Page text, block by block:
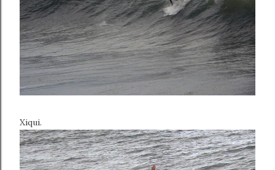
Xiqui.